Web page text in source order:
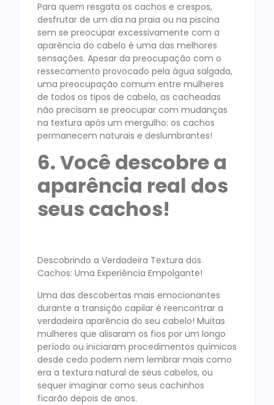
Para quem resgata os cachos e crespos,
desfrutar de um dia na praia ou na piscina
sem se preocupar excessivamente com a
aparência do cabelo é uma das melhores
sensações. Apesar da preocupação com o
ressecamento provocado pela água salgada,
uma preocupação comum entre mulheres
de todos os tipos de cabelo, as cacheadas
não precisam se preocupar com mudanças
na textura após um mergulho: os cachos
permanecem naturais e deslumbrantes!
6. Você descobre a
aparência real dos
seus cachos!
Descobrindo a Verdadeira Textura dos
Cachos: Uma Experiência Empolgante!
Uma das descobertas mais emocionantes
durante a transição capilar é reencontrar a
verdadeira aparência do seu cabelo! Muitas
mulheres que alisaram os fios por um longo
período ou iniciaram procedimentos químicos
desde cedo podem nem lembrar mais como
era a textura natural de seus cabelos, ou
sequer imaginar como seus cachinhos
ficarão depois de anos.